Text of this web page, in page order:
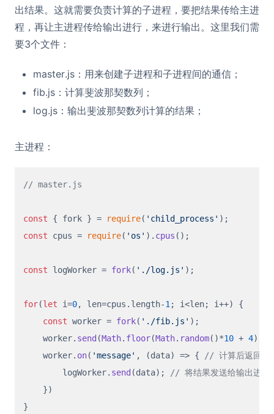
出结果。这就需要负责计算的子进程，要把结果传给主进
程，再让主进程传给输出进行，来进行输出。这里我们需
要3个文件：
master.js：用来创建子进程和子进程间的通信；
fib.js：计算斐波那契数列；
log.js：输出斐波那契数列计算的结果；
主进程：
// master.js
const { fork } = require( 'child_process'
const cpus = require( 'os' ). cpus ();
const logWorker = fork( './log.js' );
for(let i=0, len=cpus. length-1; i<len; i++) {
const worker = fork( './fib.js' );
    worker.
send (Math. floor(Math. random()*10 + 4));
    worker.
on( 'message' , (data) => { // 计算后返回的
        logWorker.
send (data); // 将结果发送给输出进程
    })